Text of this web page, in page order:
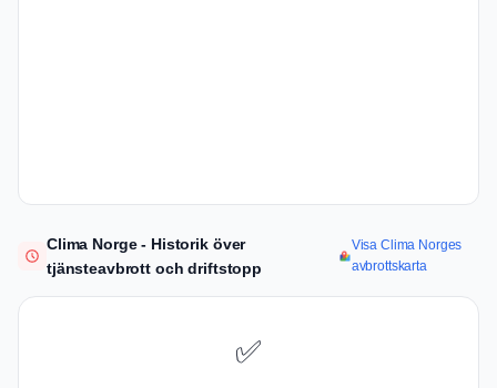
Clima Norge - Historik över
tjänsteavbrott och driftstopp
Visa Clima Norges
avbrottskarta
✅